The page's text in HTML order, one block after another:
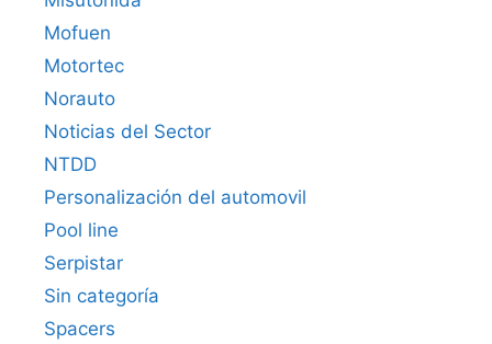
Mofuen
Motortec
Norauto
Noticias del Sector
NTDD
Personalización del automovil
Pool line
Serpistar
Sin categoría
Spacers